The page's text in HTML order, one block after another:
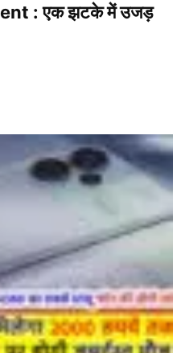
: एक झटके में उजड़